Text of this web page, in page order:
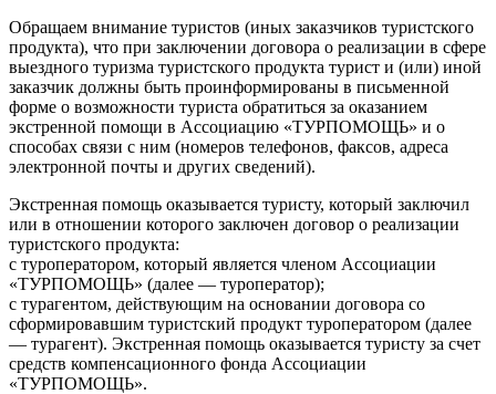
Обращаем внимание туристов (иных заказчиков туристского
продукта), что при заключении договора о реализации в сфере
выездного туризма туристского продукта турист и (или) иной
заказчик должны быть проинформированы в письменной
форме о возможности туриста обратиться за оказанием
экстренной помощи в Ассоциацию «ТУРПОМОЩЬ» и о
способах связи с ним (номеров телефонов, факсов, адреса
электронной почты и других сведений).
Экстренная помощь оказывается туристу, который заключил
или в отношении которого заключен договор о реализации
туристского продукта:
с туроператором, который является членом Ассоциации
«ТУРПОМОЩЬ» (далее — туроператор);
с турагентом, действующим на основании договора со
сформировавшим туристский продукт туроператором (далее
— турагент). Экстренная помощь оказывается туристу за счет
средств компенсационного фонда Ассоциации
«ТУРПОМОЩЬ».